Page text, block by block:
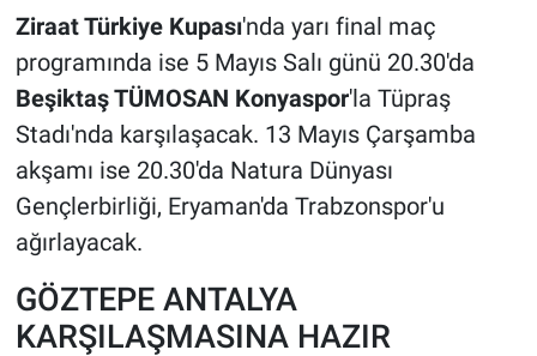
Ziraat Türkiye Kupası'nda yarı final maç
programında ise 5 Mayıs Salı günü 20.30'da
Beşiktaş TÜMOSAN Konyaspor'la Tüpraş
Stadı'nda karşılaşacak. 13 Mayıs Çarşamba
akşamı ise 20.30'da Natura Dünyası
Gençlerbirliği, Eryaman'da Trabzonspor'u
ağırlayacak.
GÖZTEPE ANTALYA
KARŞILAŞMASINA HAZIR